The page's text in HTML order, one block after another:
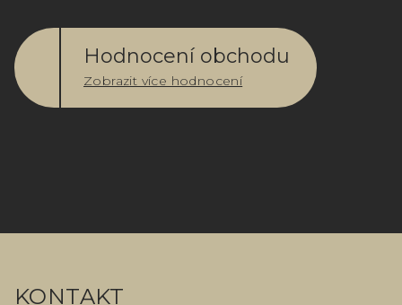
Hodnocení obchodu
Zobrazit více hodnocení
KONTAKT